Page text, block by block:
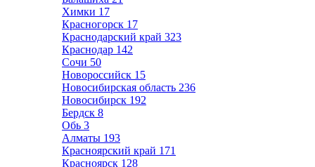
Химки 17
Красногорск 17
Краснодарский край 323
Краснодар 142
Сочи 50
Новороссийск 15
Новосибирская область 236
Новосибирск 192
Бердск 8
Обь 3
Алматы 193
Красноярский край 171
Красноярск 128